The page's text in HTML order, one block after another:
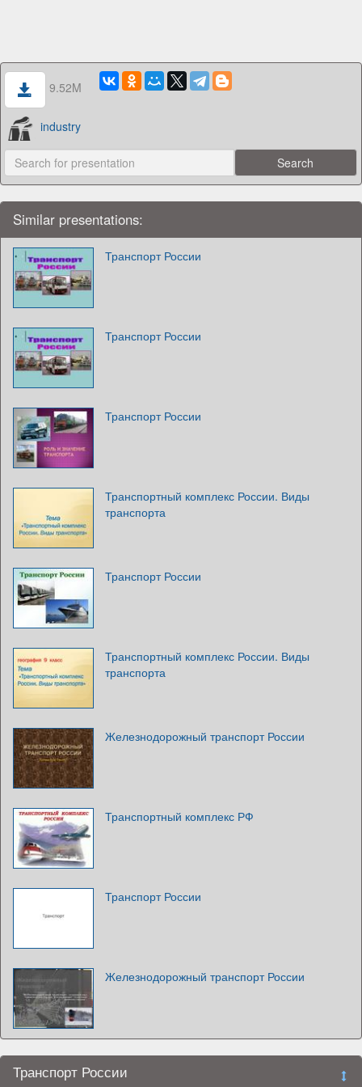
9.52M
industry
Similar presentations:
Транспорт России
Транспорт России
Транспорт России
Транспортный комплекс России. Виды
транспорта
Транспорт России
Транспортный комплекс России. Виды
транспорта
Железнодорожный транспорт России
Транспортный комплекс РФ
Транспорт России
Железнодорожный транспорт России
Транспорт России